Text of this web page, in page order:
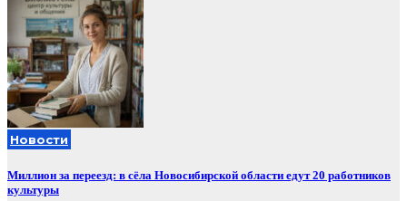
Новости
Миллион за переезд: в сёла Новосибирской области едут 20 работников
культуры